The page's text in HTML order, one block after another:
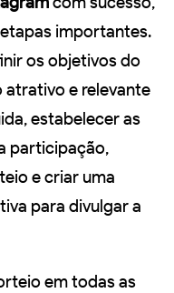
importantes.
os objetivos do
atrativo e relevante
estabelecer as
participação,
e criar uma
para divulgar a
em todas as